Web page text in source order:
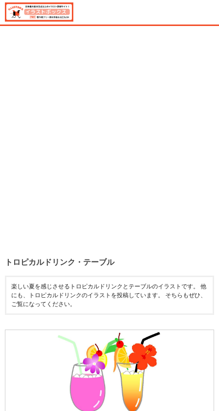
トロピカルドリンク・テーブル
楽しい夏を感じさせるトロピカルドリンクとテーブルのイラストです。 他
にも、トロピカルドリンクのイラストを投稿しています。 そちらもぜひ、
ご覧になってください。